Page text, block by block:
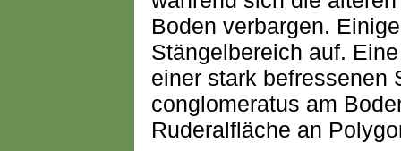
Boden verbargen.
Stängelbereich auf.
einer stark befressenen
conglomeratus am
Ruderalfläche an